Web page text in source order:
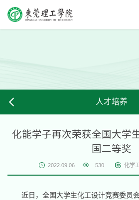
人才培养
化能学子再次荣获全国大学
国二等奖
2022.09.06 530 化学
近日，全国大学生化工设计竞赛委员